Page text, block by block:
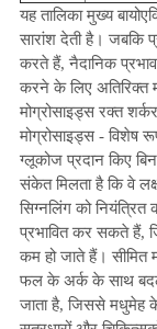
यह तालिका मुख्य
सारांश देती है। जबकि
करते हैं, नैदानिक ​​प्रभाव
करने के लिए अतिरिक्त
मोग्रोसाइड्स रक्त
मोग्रोसाइड्स - विशेष
ग्लूकोज प्रदान किए
संकेत मिलता है कि वे
सिग्नलिंग को
प्रभावित कर सकते हैं,
कम हो जाते हैं। सीमित
फल के अर्क के साथ
जाता है, जिससे मधुमेह